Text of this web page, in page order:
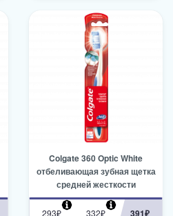
Colgate 360 Optic White
отбеливающая зубная щетка
средней жесткости
293₽ 332₽ 391₽